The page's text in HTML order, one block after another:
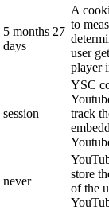
5 months 27
days
A
to
user
player
session
YSC
track
never
store
of the